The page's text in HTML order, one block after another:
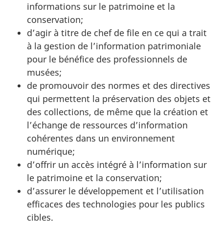
informations sur le patrimoine et la
conservation;
d’agir à titre de chef de file en ce qui a trait
à la gestion de l’information patrimoniale
pour le bénéfice des professionnels de
musées;
de promouvoir des normes et des directives
qui permettent la préservation des objets et
des collections, de même que la création et
l’échange de ressources d’information
cohérentes dans un environnement
numérique;
d’offrir un accès intégré à l’information sur
le patrimoine et la conservation;
d’assurer le développement et l’utilisation
efficaces des technologies pour les publics
cibles.